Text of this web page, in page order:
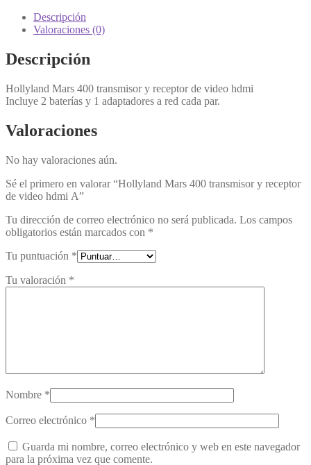
Descripción
Valoraciones (0)
Descripción
Hollyland Mars 400 transmisor y receptor de video hdmi
Incluye 2 baterías y 1 adaptadores a red cada par.
Valoraciones
No hay valoraciones aún.
Sé el primero en valorar “Hollyland Mars 400 transmisor y receptor
de video hdmi A”
Tu dirección de correo electrónico no será publicada. Los campos
obligatorios están marcados con *
Tu puntuación *
Tu valoración *
Nombre *
Correo electrónico *
Guarda mi nombre, correo electrónico y web en este navegador
para la próxima vez que comente.